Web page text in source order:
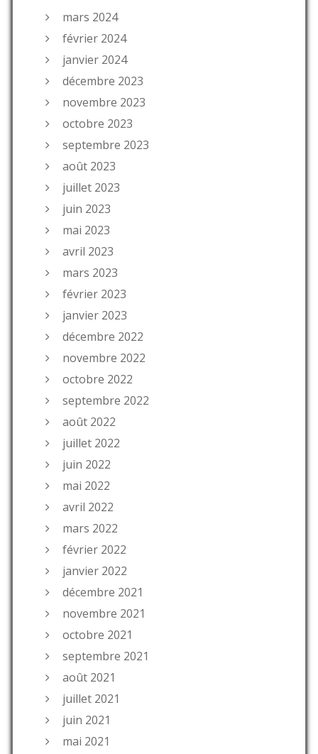
mars 2024
février 2024
janvier 2024
décembre 2023
novembre 2023
octobre 2023
septembre 2023
août 2023
juillet 2023
juin 2023
mai 2023
avril 2023
mars 2023
février 2023
janvier 2023
décembre 2022
novembre 2022
octobre 2022
septembre 2022
août 2022
juillet 2022
juin 2022
mai 2022
avril 2022
mars 2022
février 2022
janvier 2022
décembre 2021
novembre 2021
octobre 2021
septembre 2021
août 2021
juillet 2021
juin 2021
mai 2021